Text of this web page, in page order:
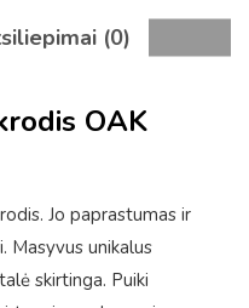
(0)
OAK
Jo paprastumas ir
Masyvus unikalus
skirtinga. Puiki